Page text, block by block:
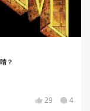
？
29 4